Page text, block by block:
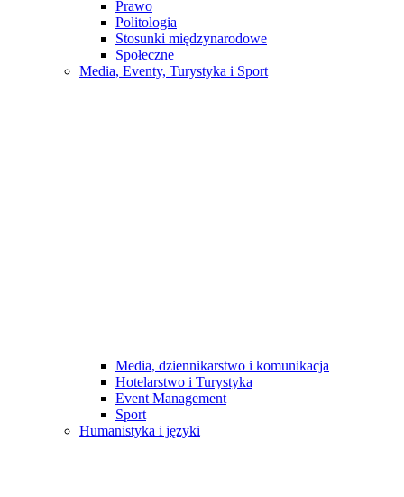
Prawo
Politologia
Stosunki międzynarodowe
Społeczne
Media, Eventy, Turystyka i Sport
Media, dziennikarstwo i komunikacja
Hotelarstwo i Turystyka
Event Management
Sport
Humanistyka i języki